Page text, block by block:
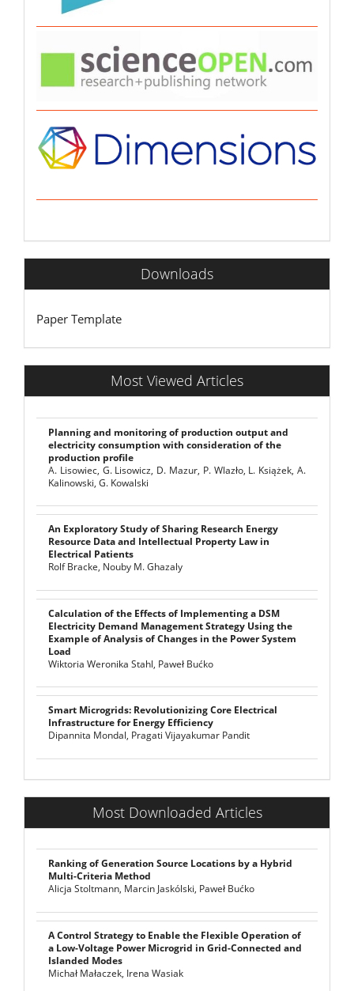
Downloads
Paper Template
Most Viewed Articles
Planning and monitoring of production output and
electricity consumption with consideration of the
production profile
A. Lisowiec, G. Lisowicz, D. Mazur, P. Wlazło, L. Książek, A.
Kalinowski, G. Kowalski
An Exploratory Study of Sharing Research Energy
Resource Data and Intellectual Property Law in
Electrical Patients
Rolf Bracke, Nouby M. Ghazaly
Calculation of the Effects of Implementing a DSM
Electricity Demand Management Strategy Using the
Example of Analysis of Changes in the Power System
Load
Wiktoria Weronika Stahl, Paweł Bućko
Smart Microgrids: Revolutionizing Core Electrical
Infrastructure for Energy Efficiency
Dipannita Mondal, Pragati Vijayakumar Pandit
Most Downloaded Articles
Ranking of Generation Source Locations by a Hybrid
Multi-Criteria Method
Alicja Stoltmann, Marcin Jaskólski, Paweł Bućko
A Control Strategy to Enable the Flexible Operation of
a Low-Voltage Power Microgrid in Grid-Connected and
Islanded Modes
Michał Małaczek, Irena Wasiak